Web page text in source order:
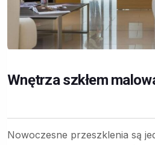
Wnętrza szkłem
Nowoczesne przeszklenia są